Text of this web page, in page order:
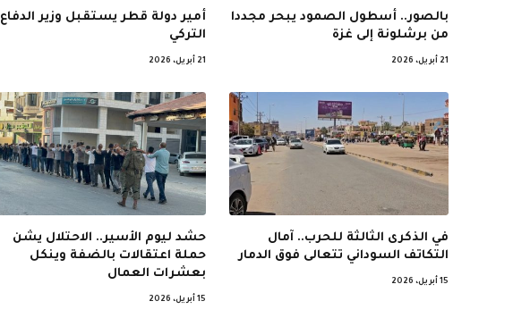
بالصور.. أسطول الصمود يبحر مجددا
من برشلونة إلى غزة
21 أبريل، 2026
أمير دولة قطر يستقبل وزير الدفاع
التركي
21 أبريل، 2026
في الذكرى الثالثة للحرب.. آمال
التكاتف السوداني تتعالى فوق الدمار
15 أبريل، 2026
حشد ليوم الأسير.. الاحتلال يشن
حملة اعتقالات بالضفة وينكل
بعشرات العمال
15 أبريل، 2026